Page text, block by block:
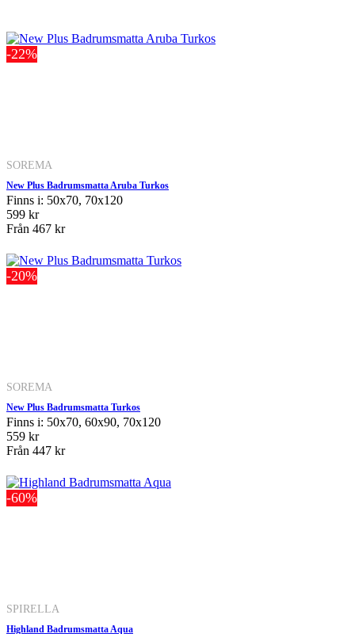
-22%
SOREMA
New Plus Badrumsmatta Aruba Turkos
Finns i: 50x70, 70x120
599 kr
Från 467 kr
-20%
SOREMA
New Plus Badrumsmatta Turkos
Finns i: 50x70, 60x90, 70x120
559 kr
Från 447 kr
-60%
SPIRELLA
Highland Badrumsmatta Aqua